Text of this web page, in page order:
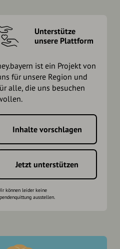
Unterstütze
unsere Plattform
ist ein Projekt von
für unsere Region und
alle, die uns besuchen
Inhalte vorschlagen
Jetzt unterstützen
können leider keine
ausstellen.